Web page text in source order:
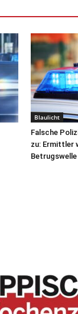
Blaulicht
Falsche
zu: Ermittler
Betrugswelle